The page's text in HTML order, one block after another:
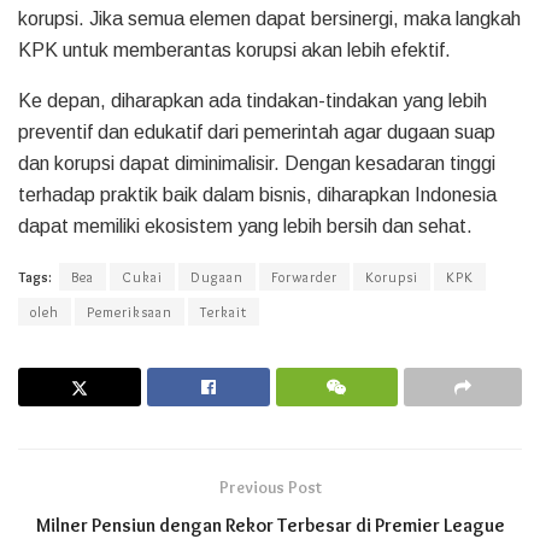
korupsi. Jika semua elemen dapat bersinergi, maka langkah
KPK untuk memberantas korupsi akan lebih efektif.
Ke depan, diharapkan ada tindakan-tindakan yang lebih
preventif dan edukatif dari pemerintah agar dugaan suap
dan korupsi dapat diminimalisir. Dengan kesadaran tinggi
terhadap praktik baik dalam bisnis, diharapkan Indonesia
dapat memiliki ekosistem yang lebih bersih dan sehat.
Tags: Bea Cukai Dugaan Forwarder Korupsi
KPK
oleh
Pemeriksaan Terkait
Previous Post
Milner Pensiun dengan Rekor Terbesar di Premier League